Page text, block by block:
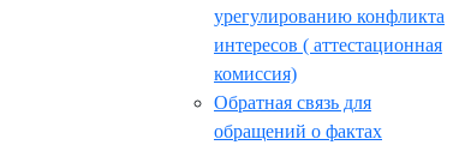
урегулированию конфликта
интересов ( аттестационная
комиссия)
Обратная связь для
обращений о фактах